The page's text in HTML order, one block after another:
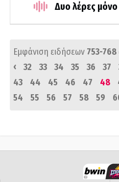
Δυο λέρες
Εμφάνιση ειδήσεων 753-768
‹
32 33 34 35 36 37
43
44 45 46 47 48
54
55 56 57 58 59